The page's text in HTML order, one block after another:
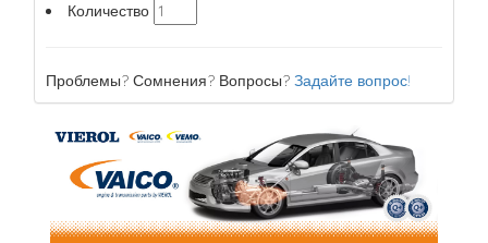
Количество
Проблемы? Сомнения? Вопросы? Задайте вопрос!